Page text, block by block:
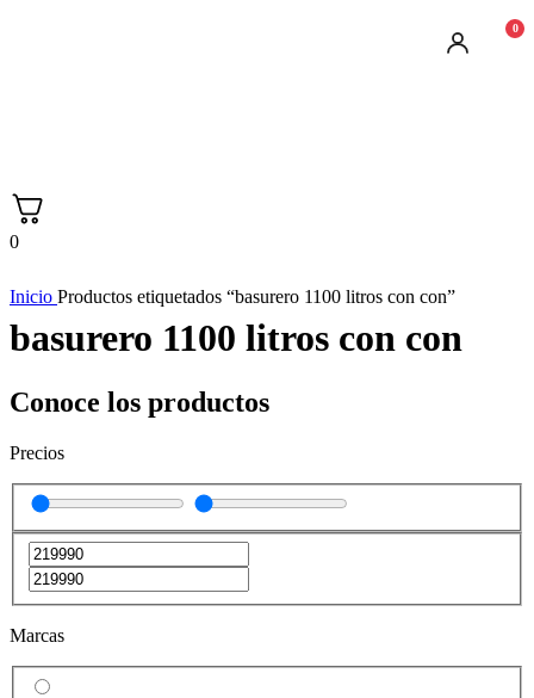
0
0
Inicio Productos etiquetados “basurero 1100 litros con con”
basurero 1100 litros con con
Conoce los productos
Precios
Marcas